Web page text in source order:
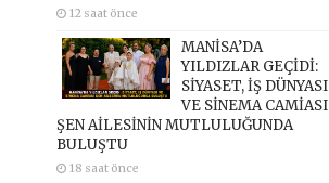
12 saat önce
MANİSA’DA
YILDIZLAR GEÇİDİ:
SİYASET, İŞ DÜNYASI
VE SİNEMA CAMİASI
ŞEN AİLESİNİN MUTLULUĞUNDA
BULUŞTU
18 saat önce